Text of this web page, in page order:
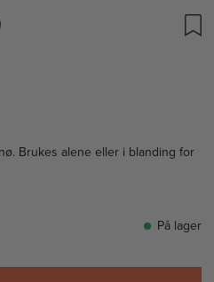
Brukes alene eller i blanding for
På lager